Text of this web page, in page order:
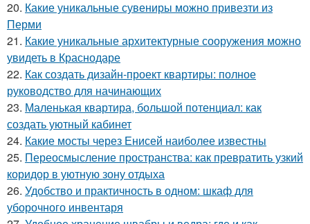
20. Какие уникальные сувениры можно привезти из
Перми
21. Какие уникальные архитектурные сооружения можно
увидеть в Краснодаре
22. Как создать дизайн-проект квартиры: полное
руководство для начинающих
23. Маленькая квартира, большой потенциал: как
создать уютный кабинет
24. Какие мосты через Енисей наиболее известны
25. Переосмысление пространства: как превратить узкий
коридор в уютную зону отдыха
26. Удобство и практичность в одном: шкаф для
уборочного инвентаря